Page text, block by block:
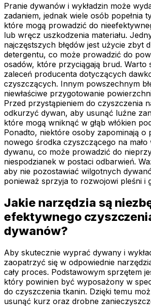
Pranie dywanów i wykładzin może
zadaniem, jednak wiele osób popełnia
które mogą prowadzić do
lub wręcz uszkodzenia materiału.
najczęstszych błędów jest użycie zbyt
detergentu, co może prowadzić do
osadów, które przyciągają brud. Warto
zaleceń producenta dotyczących
czyszczących. Innym powszechnym
niewłaściwe przygotowanie
Przed przystąpieniem do czyszczenia
odkurzyć dywan, aby usunąć luźne
które mogą wniknąć w głąb włókien
Ponadto, niektóre osoby zapominają o
nowego środka czyszczącego na mało
dywanu, co może prowadzić do
niespodzianek w postaci odbarwień.
aby nie pozostawiać wilgotnych
ponieważ sprzyja to rozwojowi pleśni i
Jakie narzędzia są
efektywnego
dywanów?
Aby skutecznie wyprać dywany i
zaopatrzyć się w odpowiednie
cały proces. Podstawowym sprzętem
który powinien być wyposażony w
do czyszczenia tkanin. Dzięki temu
usunąć kurz oraz drobne